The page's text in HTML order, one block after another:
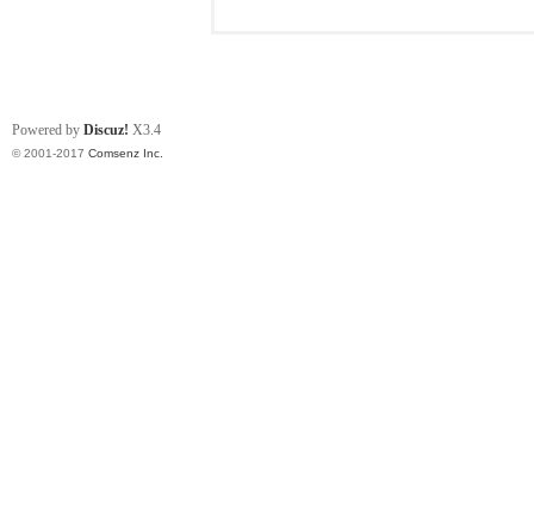
Powered by Discuz! X3.4
© 2001-2017 Comsenz Inc.